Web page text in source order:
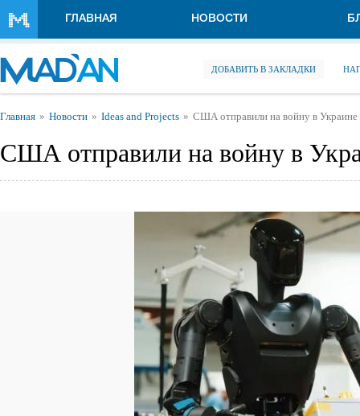
ГЛАВНАЯ НОВОСТИ
ДОБАВИТЬ В ЗАКЛАДКИ
Вы здесь
Главная Новости Ideas and Projects США отправили на войну в Украине
США отправили на войну в